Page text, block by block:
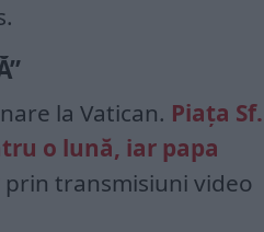
la Vatican. Piaţa Sf.
o lună, iar papa
prin transmisiuni video